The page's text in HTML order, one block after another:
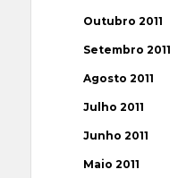
Outubro 2011
Setembro 2011
Agosto 2011
Julho 2011
Junho 2011
Maio 2011